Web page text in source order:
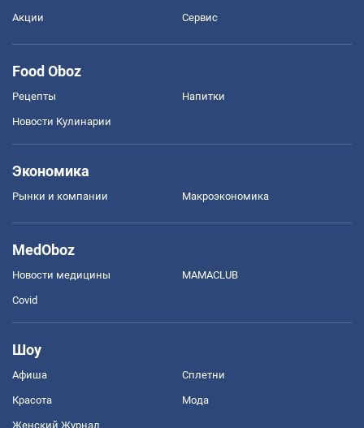
Акции Сервис
Food Oboz
Рецепты Напитки
Новости Кулинарии
Экономика
Рынки и компании Mакроэкономика
MedOboz
Новости медицины MAMACLUB
Covid
Шоу
Афиша Сплетни
Красота Мода
Женский Журнал